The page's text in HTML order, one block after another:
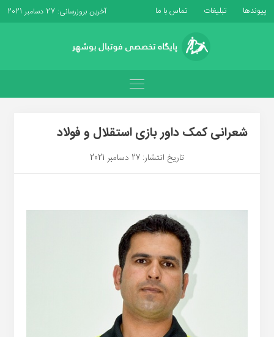
پیوندها تبلیغات تماس با ما آخرین بروزرسانی: 27 دسامبر 2021
شعرانی کمک داور بازی استقلال و فولاد
تاریخ انتشار: 27 دسامبر 2021